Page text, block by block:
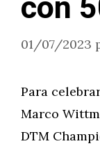
01/07/2023
Para
Marco
DTM